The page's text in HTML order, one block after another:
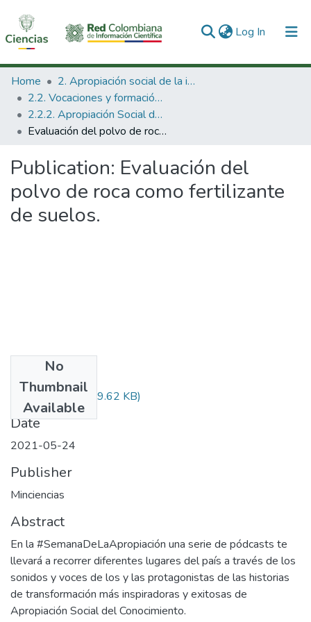
Log In (current)
Communities & Collections
All of DSpace
Statistics
Home
2. Apropiación social de la información en Ciencia Tecnología e Innovación
2.2. Vocaciones y formación de la CTeI
2.2.2. Apropiación Social del Conocimiento
Evaluación del polvo de roca como fertilizante de suelos.
Publication: Evaluación del
polvo de roca como fertilizante
de suelos.
No
Thumbnail
Available
Audiovisual.pdf(29.62 KB)
Date
2021-05-24
Publisher
Minciencias
Abstract
En la #SemanaDeLaApropiación una serie de pódcasts te
llevará a recorrer diferentes lugares del país a través de los
sonidos y voces de los y las protagonistas de las historias
de transformación más inspiradoras y exitosas de
Apropiación Social del Conocimiento.